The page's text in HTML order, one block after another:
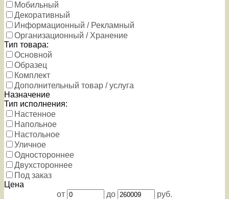
Мобильный
Декоративный
Информационный / Рекламный
Организационный / Хранение
Тип товара:
Основной
Образец
Комплект
Дополнительный товар / услуга
Назначение
Тип исполнения:
Настенное
Напольное
Настольное
Уличное
Одностороннее
Двухстороннее
Под заказ
Цена
от
до
руб.